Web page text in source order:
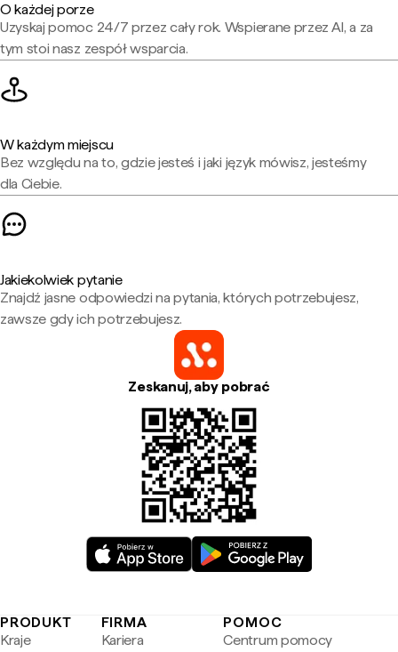
O każdej porze
Uzyskaj pomoc 24/7 przez cały rok. Wspierane przez AI, a za
tym stoi nasz zespół wsparcia.
W każdym miejscu
Bez względu na to, gdzie jesteś i jaki język mówisz, jesteśmy
dla Ciebie.
Jakiekolwiek pytanie
Znajdź jasne odpowiedzi na pytania, których potrzebujesz,
zawsze gdy ich potrzebujesz.
Zeskanuj, aby pobrać
PRODUKT
Kraje
FIRMA
Kariera
POMOC
Centrum pomocy